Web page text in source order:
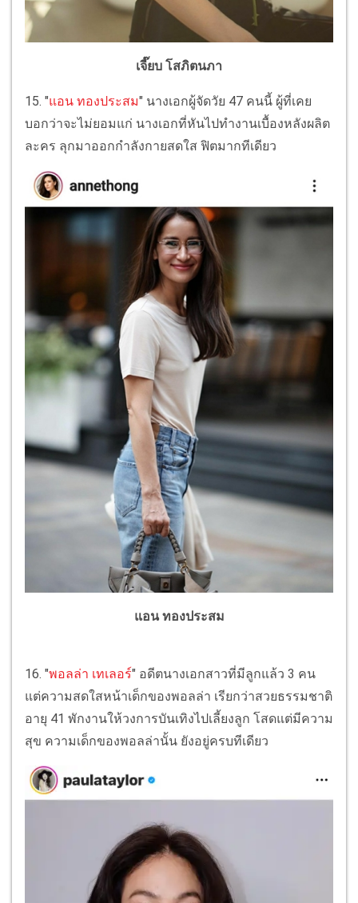
เจี๊ยบ โสภิตนภา
15. "แอน ทองประสม" นางเอกผู้จัดวัย 47 คนนี้ ผู้ที่เคย
บอกว่าจะไม่ยอมแก่ นางเอกที่หันไปทำงานเบื้องหลังผลิต
ละคร ลุกมาออกกำลังกายสดใส ฟิตมากทีเดียว
แอน ทองประสม
16. "พอลล่า เทเลอร์" อดีตนางเอกสาวที่มีลูกแล้ว 3 คน
แต่ความสดใสหน้าเด็กของพอลล่า เรียกว่าสวยธรรมชาติ
อายุ 41 พักงานให้วงการบันเทิงไปเลี้ยงลูก โสดแต่มีความ
สุข ความเด็กของพอลล่านั้น ยังอยู่ครบทีเดียว